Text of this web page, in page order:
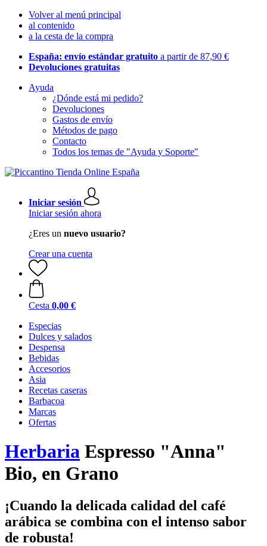
Volver al menú principal
al contenido
a la cesta de la compra
España: envío estándar gratuito a partir de 87,90 €
Devoluciones gratuitas
Ayuda
¿Dónde está mi pedido?
Devoluciones
Gastos de envío
Métodos de pago
Contacto
Todos los temas de "Ayuda y Soporte"
Iniciar sesión
Iniciar sesión ahora
¿Eres un nuevo usuario?
Crear una cuenta
Cesta 0,00 €
Especias
Dulces y salados
Despensa
Bebidas
Accesorios
Asia
Recetas caseras
Barbacoa
Marcas
Ofertas
Herbaria Espresso "Anna"
Bio, en Grano
¡Cuando la delicada calidad del café
arábica se combina con el intenso sabor
de robusta!